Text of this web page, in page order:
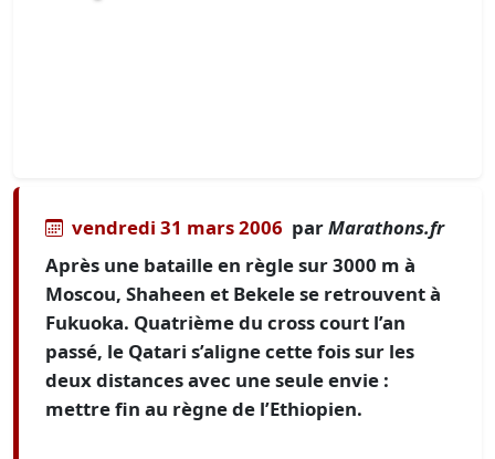
vendredi 31 mars 2006 parMarathons.fr
Après une bataille en règle sur 3000 m à
Moscou, Shaheen et Bekele se retrouvent à
Fukuoka. Quatrième du cross court l’an
passé, le Qatari s’aligne cette fois sur les
deux distances avec une seule envie :
mettre fin au règne de l’Ethiopien.